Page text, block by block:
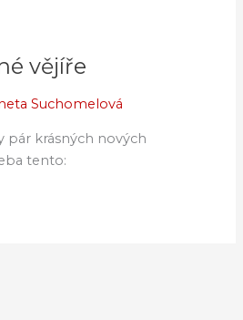
vějíře
Suchomelová
pár krásných nových
tento: